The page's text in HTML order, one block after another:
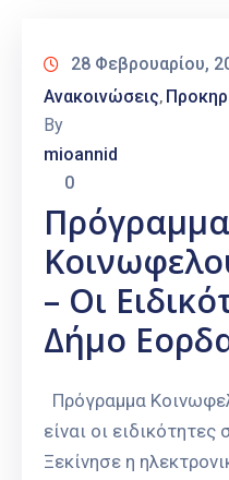
28 Φεβρουαρίου,
Ανακοινώσεις‚
By
mioannid
0
Πρόγραμμα
– Οι
Δήμο
Πρόγραμμα
είναι οι
Ξεκίνησε η